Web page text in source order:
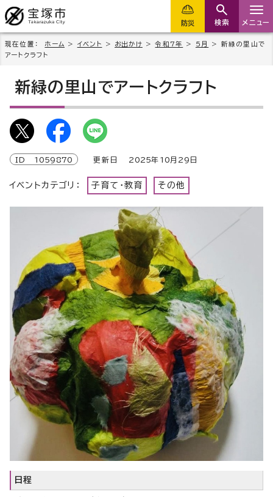
防災 検索 メニュー
現在位置： ホーム > イベント > お出かけ >令和7年 > 5月
> 新緑の里山で
アートクラフト
新緑の里山でアートクラフト
ID 1059870 更新日 2025年 10 月 29 日
イベントカテゴリ： 子育て・教育 その他
日程